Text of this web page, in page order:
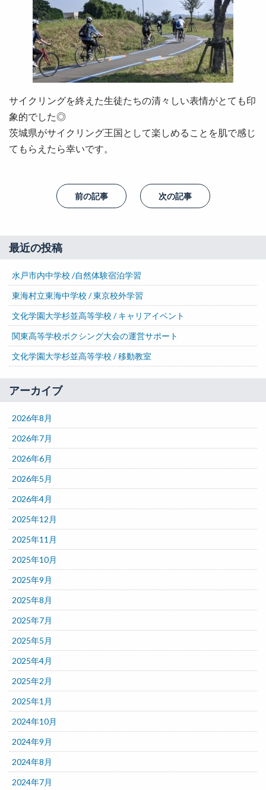
サイクリングを終えた生徒たちの清々しい表情がとても印
象的でした◎
茨城県がサイクリング王国として楽しめることを肌で感じ
てもらえたら幸いです。
前の記事 次の記事
最近の投稿
水戸市内中学校 /自然体験宿泊学習
東海村立東海中学校 / 東京校外学習
文化学園大学杉並高等学校 / キャリアイベント
関東高等学校ボクシング大会の運営サポート
文化学園大学杉並高等学校 / 移動教室
アーカイブ
2026年8月
2026年7月
2026年6月
2026年5月
2026年4月
2025年12月
2025年11月
2025年10月
2025年9月
2025年8月
2025年7月
2025年5月
2025年4月
2025年2月
2025年1月
2024年10月
2024年9月
2024年8月
2024年7月